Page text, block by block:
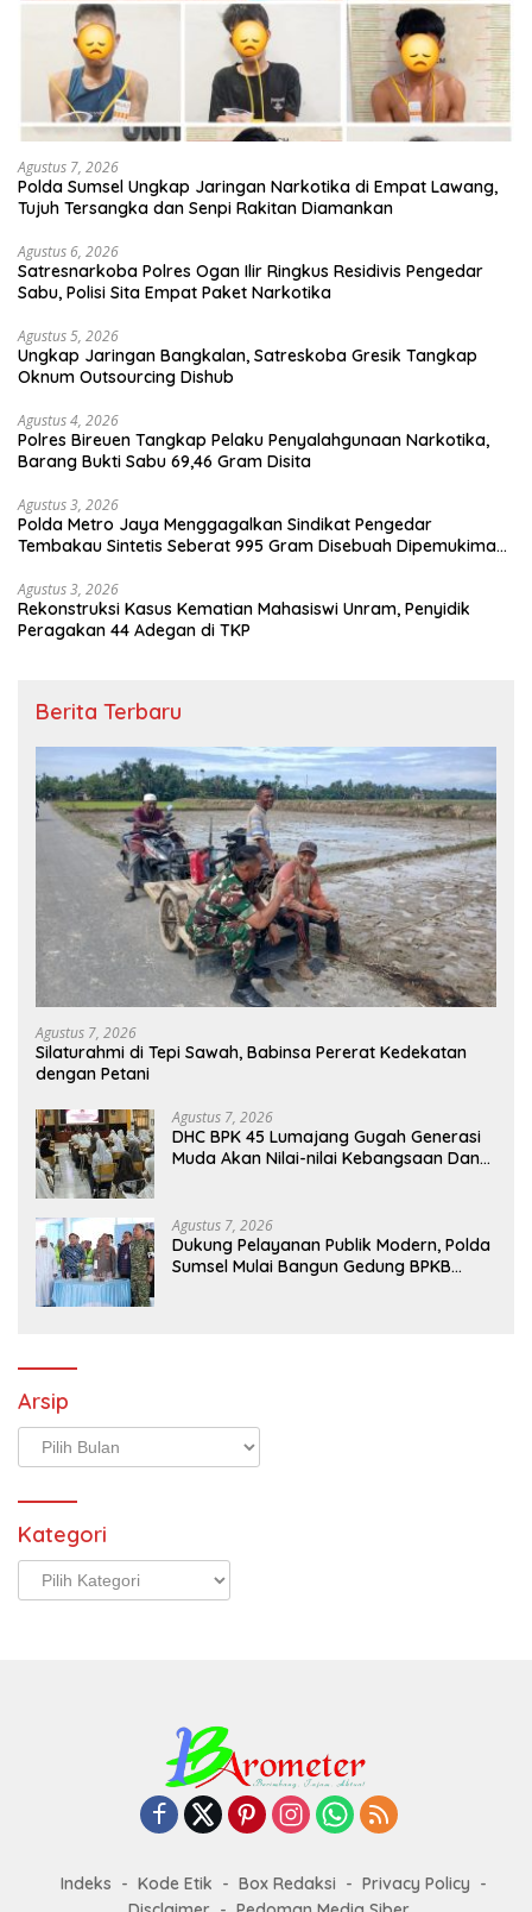
Agustus 7, 2026
Polda Sumsel Ungkap Jaringan Narkotika di Empat Lawang,
Tujuh Tersangka dan Senpi Rakitan Diamankan
Agustus 6, 2026
Satresnarkoba Polres Ogan Ilir Ringkus Residivis Pengedar
Sabu, Polisi Sita Empat Paket Narkotika
Agustus 5, 2026
Ungkap Jaringan Bangkalan, Satreskoba Gresik Tangkap
Oknum Outsourcing Dishub
Agustus 4, 2026
Polres Bireuen Tangkap Pelaku Penyalahgunaan Narkotika,
Barang Bukti Sabu 69,46 Gram Disita
Agustus 3, 2026
Polda Metro Jaya Menggagalkan Sindikat Pengedar
Tembakau Sintetis Seberat 995 Gram Disebuah Dipemukiman
Agustus 3, 2026
Rekonstruksi Kasus Kematian Mahasiswi Unram, Penyidik
Peragakan 44 Adegan di TKP
Berita Terbaru
Agustus 7, 2026
Silaturahmi di Tepi Sawah, Babinsa Pererat Kedekatan
dengan Petani
Agustus 7, 2026
DHC BPK 45 Lumajang Gugah Generasi
Muda Akan Nilai-nilai Kebangsaan Dan
Agustus 7, 2026
Dukung Pelayanan Publik Modern, Polda
Sumsel Mulai Bangun Gedung BPKB
Arsip
Arsip
Kategori
Kategori
Indeks Kode Etik Box Redaksi
Privacy Policy